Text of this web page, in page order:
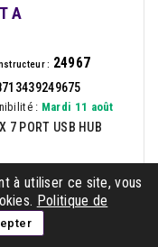
A
: 24967
: Mardi 11 août
7 PORT USB HUB
à utiliser ce site, vous
Politique de